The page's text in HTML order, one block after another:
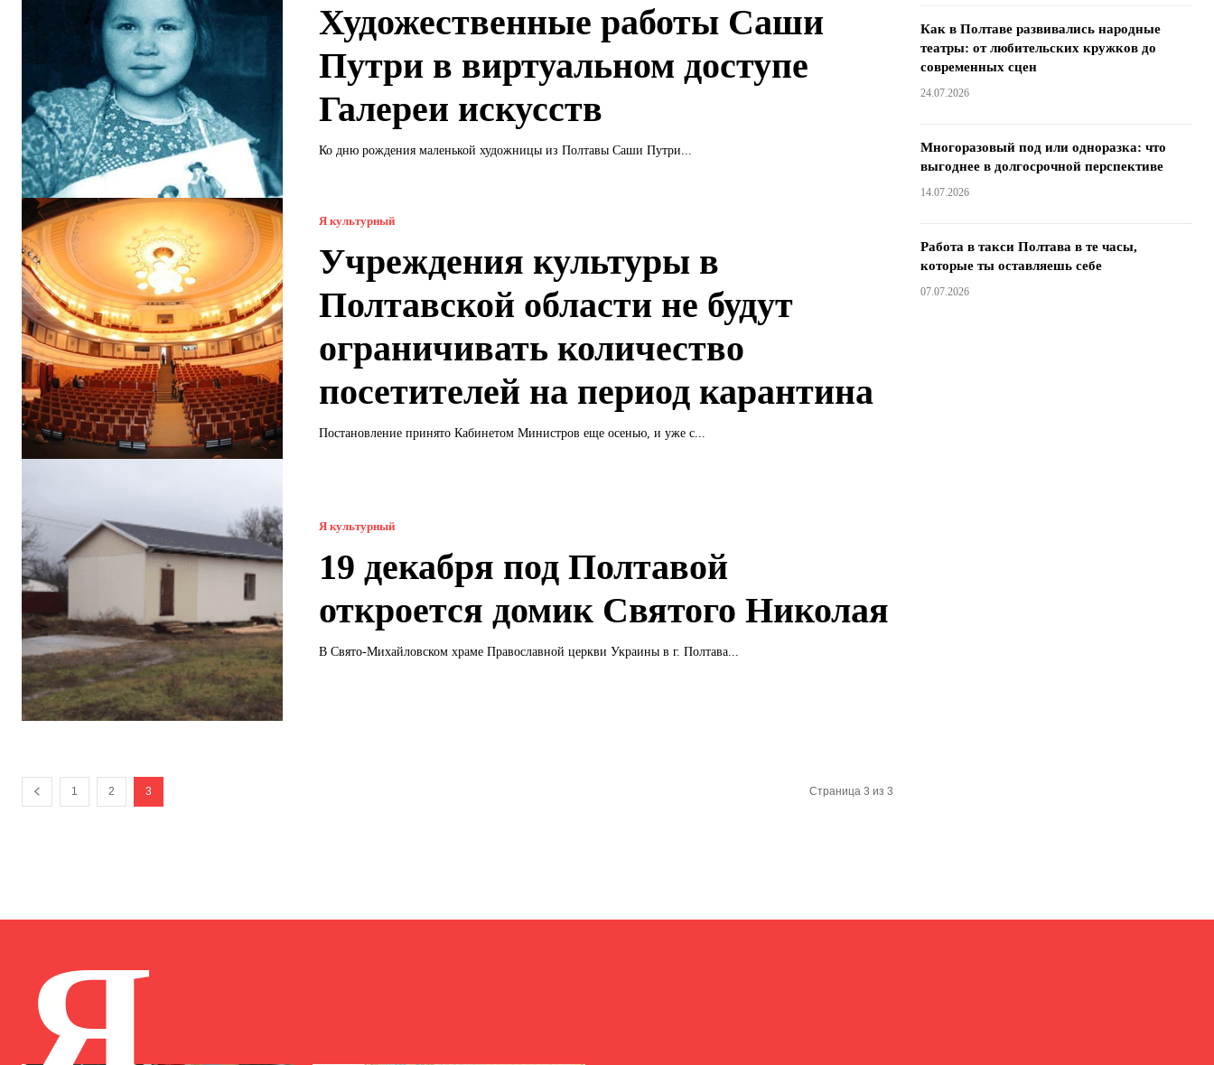
Художественные работы Саши
Путри в виртуальном доступе
Галереи искусств
Ко дню рождения маленькой художницы из Полтавы Саши Путри...
Я культурный
Учреждения культуры в
Полтавской области не будут
ограничивать количество
посетителей на период карантина
Постановление принято Кабинетом Министров еще осенью, и уже с...
Я культурный
19 декабря под Полтавой
откроется домик Святого Николая
В Свято-Михайловском храме Православной церкви Украины в г. Полтава...
1 2 3 Страница 3 из 3
Как в Полтаве развивались народные
театры: от любительских кружков до
современных сцен
24.07.2026
Многоразовый под или одноразка: что
выгоднее в долгосрочной перспективе
14.07.2026
Работа в такси Полтава в те часы,
которые ты оставляешь себе
07.07.2026